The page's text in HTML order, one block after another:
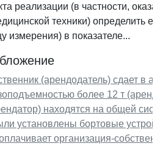
реализации (в частности,
техники) определить
измерения) в показателе...
(арендодатель) сдает в
более 12 т
находятся на общей
установлены бортовые
организация-